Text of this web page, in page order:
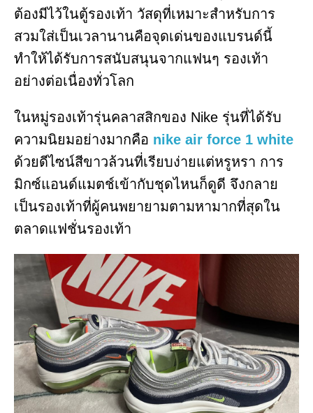
ต้องมีไว้ในตู้รองเท้า วัสดุที่เหมาะสำหรับการ
สวมใส่เป็นเวลานานคือจุดเด่นของแบรนด์นี้
ทำให้ได้รับการสนับสนุนจากแฟนๆ รองเท้า
อย่างต่อเนื่องทั่วโลก
ในหมู่รองเท้ารุ่นคลาสสิกของ Nike รุ่นที่ได้รับ
ความนิยมอย่างมากคือ nike air force 1 white
ด้วยดีไซน์สีขาวล้วนที่เรียบง่ายแต่หรูหรา การ
มิกซ์แอนด์แมตช์เข้ากับชุดไหนก็ดูดี จึงกลาย
เป็นรองเท้าที่ผู้คนพยายามตามหามากที่สุดใน
ตลาดแฟชั่นรองเท้า